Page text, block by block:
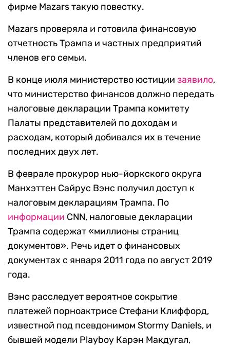
фирме Mazars такую повестку.
Mazars проверяла и готовила финансовую
отчетность Трампа и частных предприятий
членов его семьи.
В конце июля министерство юстиции заявило,
что министерство финансов должно передать
налоговые декларации Трампа комитету
Палаты представителей по доходам и
расходам, который добивался их в течение
последних двух лет.
В феврале прокурор нью-йоркского округа
Манхэттен Сайрус Вэнс получил доступ к
налоговым декларациям Трампа. По
информации CNN, налоговые декларации
Трампа содержат «миллионы страниц
документов». Речь идет о финансовых
документах с января 2011 года по август 2019
года.
Вэнс расследует вероятное сокрытие
платежей порноактрисе Стефани Клиффорд,
известной под псевдонимом Stormy Daniels, и
бывшей модели Playboy Карэн Макдугал,